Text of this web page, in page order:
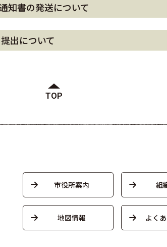
知書の発送について
出について
TOP
市役所案内 組
地図情報 よく